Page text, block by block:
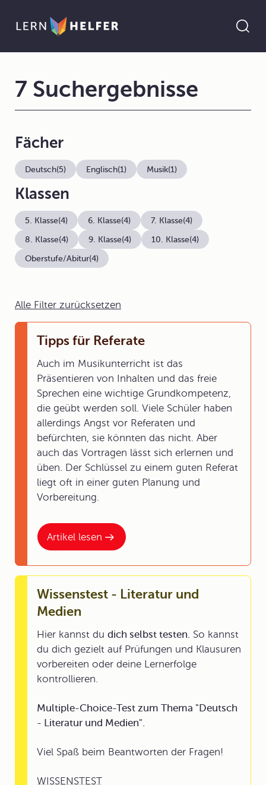
Alle Filter zurücksetzen
Artikel lesen
Tipps für Referate
Auch im Musikunterricht ist das
Präsentieren von Inhalten und das freie
Sprechen eine wichtige Grundkompetenz,
die geübt werden soll. Viele Schüler haben
allerdings Angst vor Referaten und
befürchten, sie könnten das nicht. Aber
auch das Vortragen lässt sich erlernen und
üben. Der Schlüssel zu einem guten Referat
liegt oft in einer guten Planung und
Vorbereitung.
Wissenstest - Literatur und
Medien
Hier kannst du dich selbst testen. So kannst
du dich gezielt auf Prüfungen und Klausuren
vorbereiten oder deine Lernerfolge
kontrollieren.
Multiple-Choice-Test zum Thema "Deutsch
- Literatur und Medien".
Viel Spaß beim Beantworten der Fragen!
WISSENSTEST
7 Suchergebnisse
Fächer
Deutsch(5) Englisch(1) Musik(1)
Klassen
5. Klasse(4) 6. Klasse(4) 7. Klasse(4)
8. Klasse(4) 9. Klasse(4) 10. Klasse(4)
Oberstufe/Abitur(4)